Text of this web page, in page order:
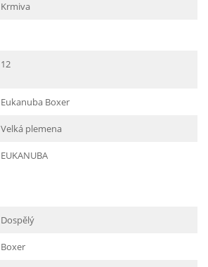
Krmiva
12
Eukanuba Boxer
Velká plemena
EUKANUBA
Dospělý
Boxer